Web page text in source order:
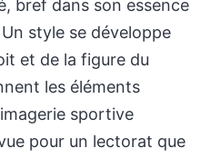
bref dans son essence
style se développe
et de la figure du
les éléments
sportive
pour un lectorat que